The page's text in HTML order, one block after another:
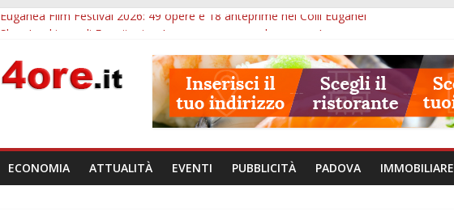
Euganea Film Festival 2026: 49 opere e 18 anteprime nei Colli Euganei
Notizie di Padova alle ore 21: lavoratore morto, credito sul gasolio e IA nei Comuni
Orto Botanico Padova: visite ed escursioni fino a settembre
Concorso Università di Padova: 5 funzionari, domande entro il 7 agosto
ECONOMIA ATTUALITÀ EVENTI PUBBLICITÀ PADOVA IMMOBILIARE